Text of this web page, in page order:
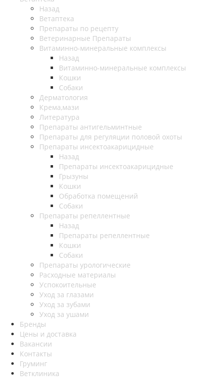
Назад
Ветаптека
Препараты по рецепту
Ветеринарные Препараты
Витаминно-минеральные комплексы
Назад
Витаминно-минеральные комплексы
Кошки
Собаки
Дерматология
Крема,мази
Литература
Препараты антигельминтные
Препараты для регуляции половой охоты
Препараты инсектоакарицидные
Назад
Препараты инсектоакарицидные
Грызуны
Кошки
Обработка помещений
Собаки
Препараты репеллентные
Назад
Препараты репеллентные
Кошки
Собаки
Препараты урологические
Расходные материалы
Успокоительные
Уход за глазами
Уход за зубами
Уход за ушами
Бренды
Цены и доставка
Вакансии
Контакты
Груминг
Ветклиника